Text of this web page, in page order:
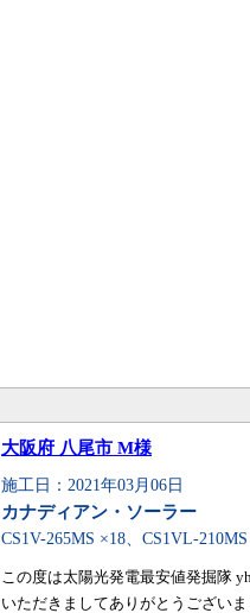
大阪府 八尾市 M様
施工日：2021年03月06日
カナディアン・ソーラー
CS1V-265MS ×18、CS1VL-
この度は太陽光発電最安値発掘隊
いただきましてありがとうございま